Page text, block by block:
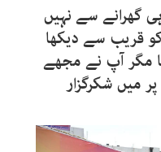
گھرانے سے نہیں
قریب سے دیکھا
مگر آپ نے مجھے
میں شکرگزار